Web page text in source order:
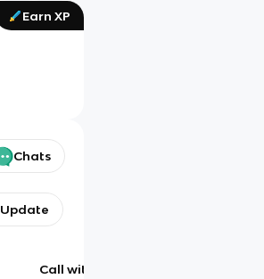
Earn XP
Chats
Update
Call with